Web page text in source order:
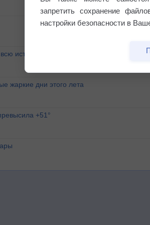
историю
жаркие дни этого лета
+51°
запретить сохранение
настройки безопасности в